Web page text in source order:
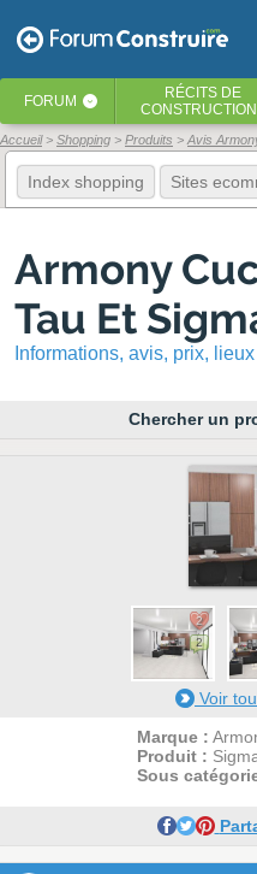
FORUM ‹ RÉCITS DE
Accueil Shopping Produits Avis
Index shopping Sites
Armony
Tau Et
Informations, avis, prix,
Chercher un
2
2
Voir
Marque :
Produit :
Sous